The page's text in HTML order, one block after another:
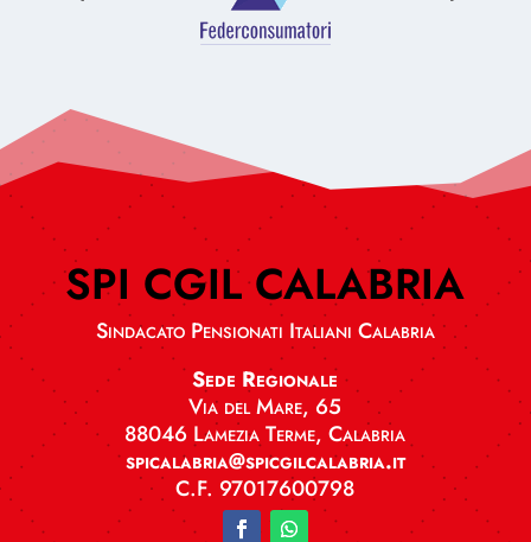
SPI CGIL CALABRIA
Sindacato Pensionati Italiani Calabria
Sede Regionale
Via del Mare, 65
88046 Lamezia Terme, Calabria
spicalabria@spicgilcalabria.it
C.F. 97017600798